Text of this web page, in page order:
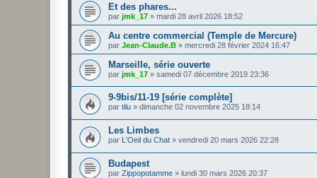
Et des phares...
par jmk_17 » mardi 28 avril 2026 18:52
Au centre commercial (Temple de Mercure)
par Jean-Claude.B » mercredi 28 février 2024 16:47
Marseille, série ouverte
par jmk_17 » samedi 07 décembre 2019 23:36
9-9bis/11-19 [série complète]
par tilu » dimanche 02 novembre 2025 18:14
Les Limbes
par L'Oeil du Chat » vendredi 20 mars 2026 22:28
Budapest
par Zippopotamme » lundi 30 mars 2026 20:37